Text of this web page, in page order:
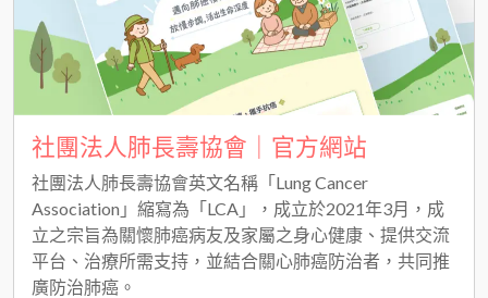
社團法人肺長壽協會｜官方網站
社團法人肺長壽協會英文名稱「Lung Cancer
Association」縮寫為「LCA」，成立於2021年3月，成
立之宗旨為關懷肺癌病友及家屬之身心健康、提供交流
平台、治療所需支持，並結合關心肺癌防治者，共同推
廣防治肺癌。